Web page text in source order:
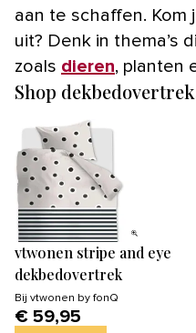
aan te schaffen. Kom
uit? Denk in thema’s
zoals dieren, planten
Shop
vtwonen stripe and eye
dekbedovertrek
Bij vtwonen by fonQ
€ 59,95